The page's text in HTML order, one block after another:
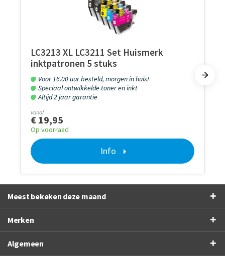
LC3213 XL LC3211 Set Huismerk
inktpatronen 5 stuks
Voor 16.00 uur besteld, morgen in huis!
Speciaal ontwikkelde toner en inkt
Altijd 2 jaar garantie
vanaf
€ 19,95
Op voorraad
Info
Meest bekeken deze maand
Merken
Algemeen